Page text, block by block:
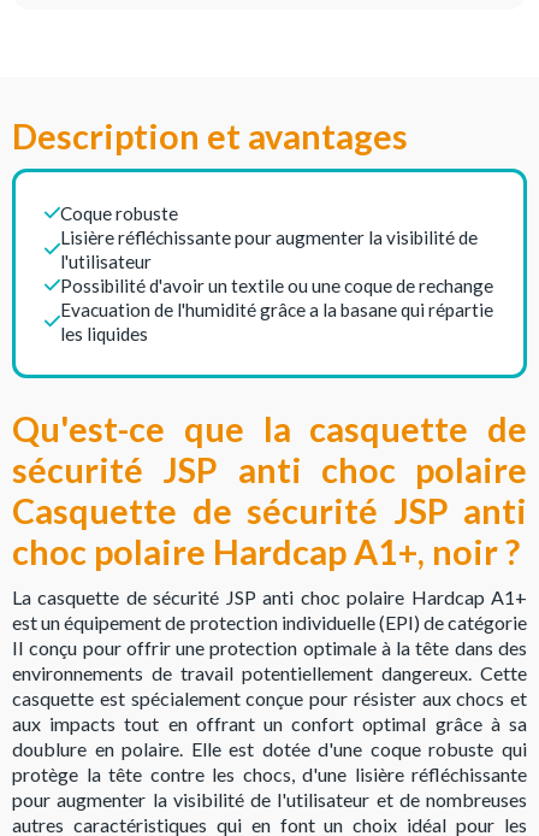
Description et avantages
Coque robuste
Lisière réfléchissante pour augmenter la visibilité de
l'utilisateur
Possibilité d'avoir un textile ou une coque de rechange
Evacuation de l'humidité grâce a la basane qui répartie
les liquides
Qu'est-ce que la casquette de
sécurité JSP anti choc polaire
Casquette de sécurité JSP anti
choc polaire Hardcap A1+, noir ?
La casquette de sécurité JSP anti choc polaire Hardcap A1+
est un équipement de protection individuelle (EPI) de catégorie
II conçu pour offrir une protection optimale à la tête dans des
environnements de travail potentiellement dangereux. Cette
casquette est spécialement conçue pour résister aux chocs et
aux impacts tout en offrant un confort optimal grâce à sa
doublure en polaire. Elle est dotée d'une coque robuste qui
protège la tête contre les chocs, d'une lisière réfléchissante
pour augmenter la visibilité de l'utilisateur et de nombreuses
autres caractéristiques qui en font un choix idéal pour les